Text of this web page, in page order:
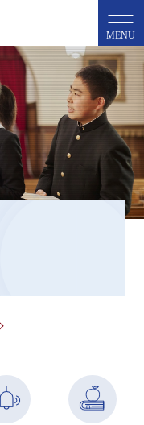
MENU